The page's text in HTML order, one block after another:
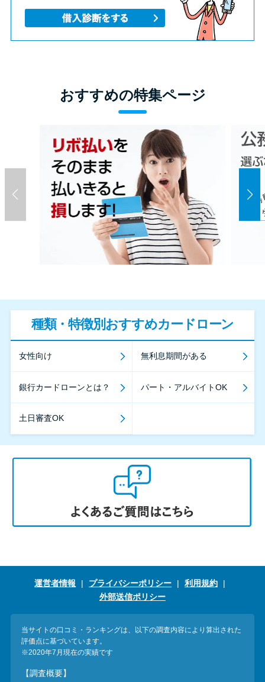
おすすめの特集ページ
種類・特徴別おすすめカードローン
女性向け 無利息期間がある
銀行カードローンとは？ パート・アルバイトOK
土日審査OK
運営者情報 プライバシーポリシー
利用規約
外部送信ポリシー
当サイトの口コミ・ランキングは、以下の調査内容により算出された
評価点に基づいています。
※2020年7月現在の実績です
【調査概要】